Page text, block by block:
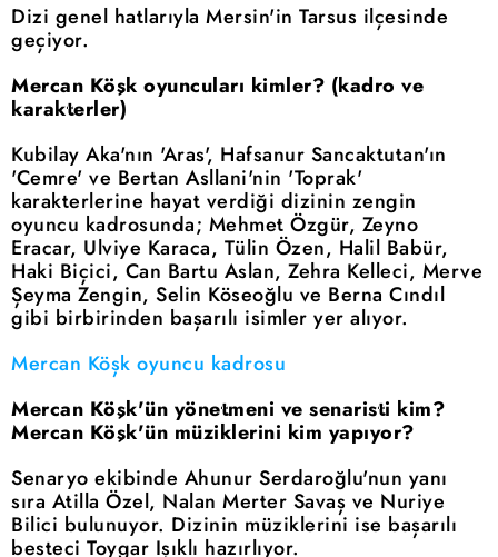
Dizi genel hatlarıyla Mersin'in Tarsus ilçesinde
geçiyor.
Mercan Köşk oyuncuları kimler? (kadro ve
karakterler)
Kubilay Aka'nın 'Aras', Hafsanur Sancaktutan'ın
'Cemre' ve Bertan Asllani'nin 'Toprak'
karakterlerine hayat verdiği dizinin zengin
oyuncu kadrosunda; Mehmet Özgür, Zeyno
Eracar, Ulviye Karaca, Tülin Özen, Halil Babür,
Haki Biçici, Can Bartu Aslan, Zehra Kelleci, Merve
Şeyma Zengin, Selin Köseoğlu ve Berna Cındıl
gibi birbirinden başarılı isimler yer alıyor.
Mercan Köşk oyuncu kadrosu
Mercan Köşk'ün yönetmeni ve senaristi kim?
Mercan Köşk'ün müziklerini kim yapıyor?
Senaryo ekibinde Ahunur Serdaroğlu'nun yanı
sıra Atilla Özel, Nalan Merter Savaş ve Nuriye
Bilici bulunuyor. Dizinin müziklerini ise başarılı
besteci Toygar Işıklı hazırlıyor.